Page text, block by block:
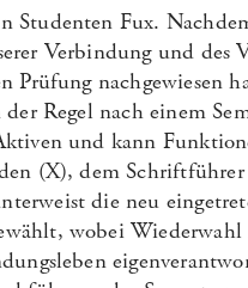
Studenten Fux.
Verbindung und des
Prüfung nachgewiesen
Regel nach einem
und kann
(X), dem
die neu
wobei